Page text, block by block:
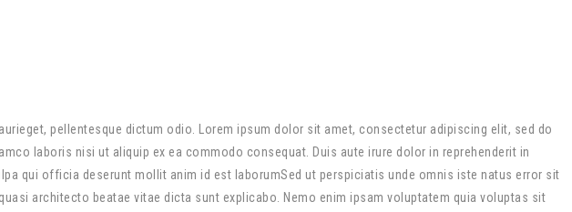
pellentesque dictum odio. Lorem ipsum dolor sit amet, consectetur adipiscing elit, sed do
laboris nisi ut aliquip ex ea commodo consequat. Duis aute irure dolor in reprehenderit in
qui officia deserunt mollit anim id est laborumSed ut perspiciatis unde omnis iste natus error sit
architecto beatae vitae dicta sunt explicabo. Nemo enim ipsam voluptatem quia voluptas sit